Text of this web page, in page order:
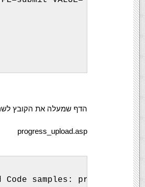
הדף שמעלה את הקובץ
progress_upload.asp
Code samples: